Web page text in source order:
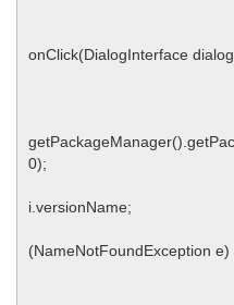
onClick(DialogInterface
0);
i.versionName;
(NameNotFoundException e)